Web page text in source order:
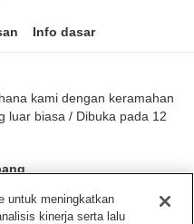
Info dasar
kami dengan keramahan
luar biasa / Dibuka pada 12
untuk meningkatkan
kinerja serta lalu